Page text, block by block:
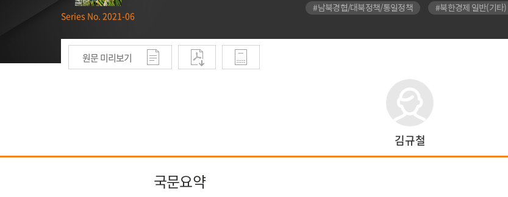
Series No. 2021-06
#남북경협/대북정책/통일정책 #북한경제 일반(기타)
원문 미리보기
김규철
국문요약